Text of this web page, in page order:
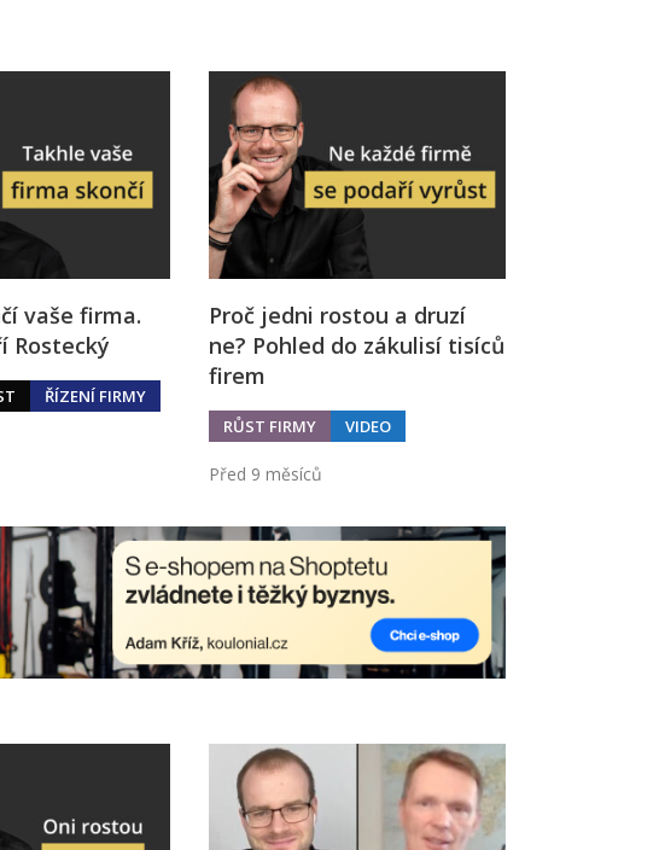
vaše firma.
Rostecký
ŘÍZENÍ FIRMY
Proč jedni rostou a druzí
ne? Pohled do zákulisí tisíců
firem
RŮST FIRMY VIDEO
Před 9 měsíců